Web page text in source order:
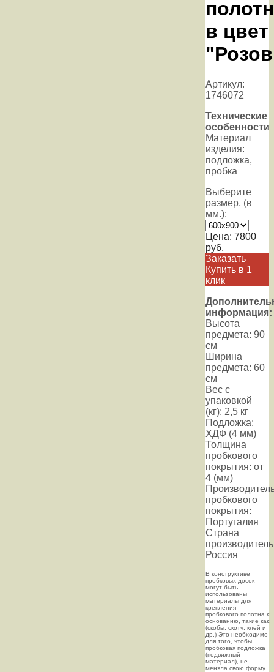
в цвет
Артикул:
1746072
Технические
особенности
Материал
изделия:
подложка,
пробка
Выберите
размер, (в
мм.):
Цена: 7800
руб.
Заказать
Купить в 1
клик
информация:
Высота
предмета: 90
см
Ширина
предмета: 60
см
Вес с
упаковкой
(кг): 2,5 кг
Подложка:
ХДФ (4 мм)
Толщина
пробкового
покрытия: от
4 (мм)
пробкового
покрытия:
Португалия
Страна
Россия
В конструктиве
пробковых досок
могут быть
использованы
материалы для
крепления
пробкового полотна к
основанию, такие как
(скобы, скотч, клей и
др.) Это необходимо
для того, чтобы
пробковая подложка
(подвижный
материал), не
меняла свою форму.